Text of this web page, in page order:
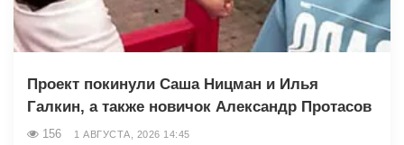
Проект покинули Саша Ницман и Илья
Галкин, а также новичок Александр Протасов
156 1 АВГУСТА, 2026 14:45